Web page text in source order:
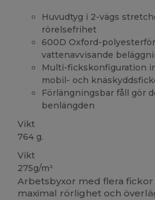
Huvudtyg i 2-vägs
rörelsefrihet
600D Oxford-
vattenavvisande
Multi-fickskonfiguration
mobil- och
Förlängningsbar fåll gör
benlängden
Vikt
764 g.
Vikt
275g/m²
Arbetsbyxor med flera
maximal rörlighet och